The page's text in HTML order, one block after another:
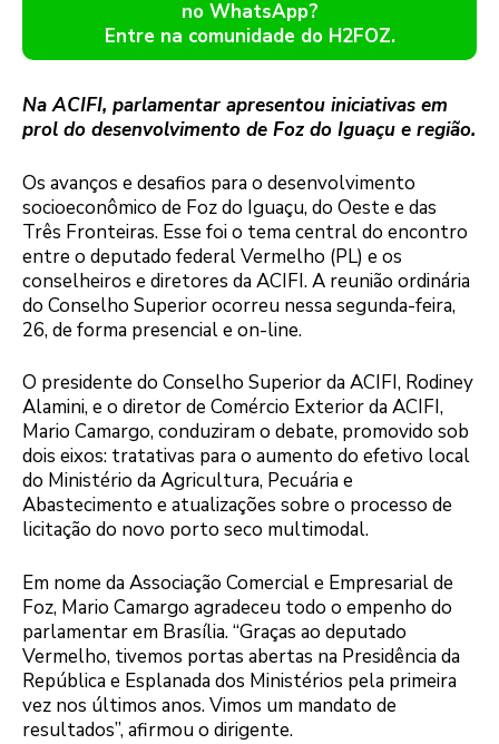
no WhatsApp?
Entre na comunidade do H2FOZ.
Na ACIFI, parlamentar apresentou iniciativas em
prol do desenvolvimento de Foz do Iguaçu e região.
Os avanços e desafios para o desenvolvimento
socioeconômico de Foz do Iguaçu, do Oeste e das
Três Fronteiras. Esse foi o tema central do encontro
entre o deputado federal Vermelho (PL) e os
conselheiros e diretores da ACIFI. A reunião ordinária
do Conselho Superior ocorreu nessa segunda-feira,
26, de forma presencial e on-line.
O presidente do Conselho Superior da ACIFI, Rodiney
Alamini, e o diretor de Comércio Exterior da ACIFI,
Mario Camargo, conduziram o debate, promovido sob
dois eixos: tratativas para o aumento do efetivo local
do Ministério da Agricultura, Pecuária e
Abastecimento e atualizações sobre o processo de
licitação do novo porto seco multimodal.
Em nome da Associação Comercial e Empresarial de
Foz, Mario Camargo agradeceu todo o empenho do
parlamentar em Brasília. “Graças ao deputado
Vermelho, tivemos portas abertas na Presidência da
República e Esplanada dos Ministérios pela primeira
vez nos últimos anos. Vimos um mandato de
resultados”, afirmou o dirigente.